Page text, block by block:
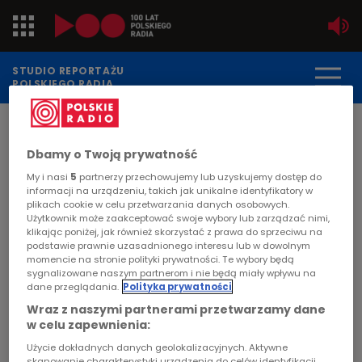
Jedynka
Dwójka
Trójka
Czwórka
PR24
Poland
Kierowcy
Dzieci
STUDIO REPORTAŻU
POLSKIEGO RADIA
DATA PUBLIKACJI:
"Maszerują strzelcy..."
MIGRACJA
W 1914 spod krakowskich Oleandrów wyruszyli
Strzelcy z I Kompani Kadrowej Józefa
Piłsudskiego, w okresie II Rzeczpospolitej tym
samym szlakiem szła młodzież, członkowie
organizacji strzeleckich. Po 1945 marsze były
Dbamy o Twoją prywatność
My i nasi 5 partnerzy przechowujemy lub uzyskujemy dostęp do
informacji na urządzeniu, takich jak unikalne identyfikatory w
plikach cookie w celu przetwarzania danych osobowych.
Użytkownik może zaakceptować swoje wybory lub zarządzać nimi,
klikając poniżej, jak również skorzystać z prawa do sprzeciwu na
podstawie prawnie uzasadnionego interesu lub w dowolnym
momencie na stronie polityki prywatności. Te wybory będą
sygnalizowane naszym partnerom i nie będą miały wpływu na
dane przeglądania. Polityka prywatności
Wraz z naszymi partnerami przetwarzamy dane
w celu zapewnienia:
Użycie dokładnych danych geolokalizacyjnych. Aktywne